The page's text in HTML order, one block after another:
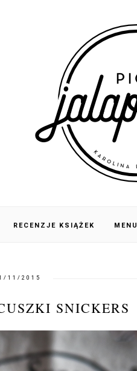
RECENZJE KSIĄŻEK MENU
11/2015
SNICKERS